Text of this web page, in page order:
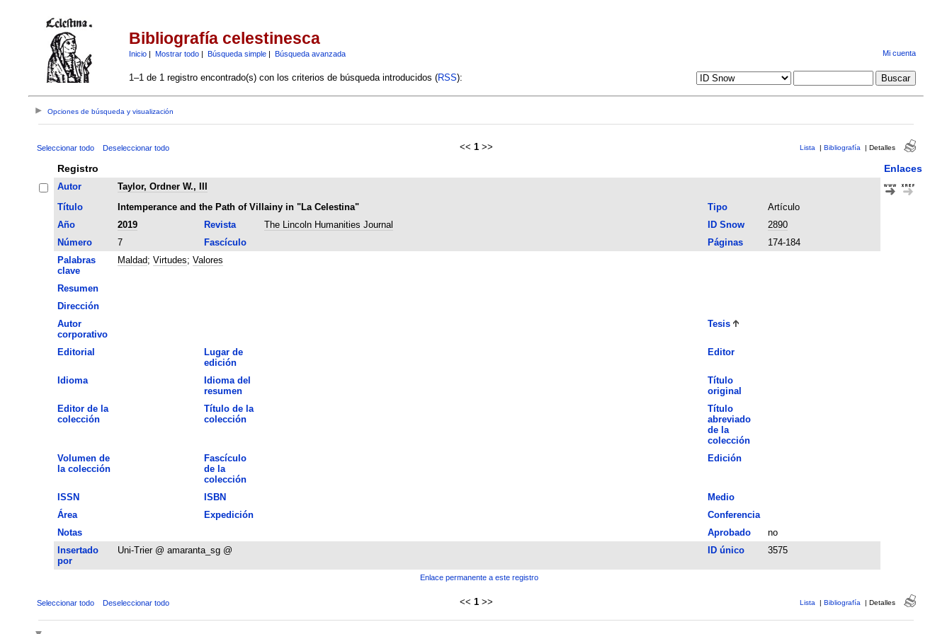
Bibliografía celestinesca
Inicio| Mostrar todo| Búsqueda simple| Búsqueda avanzada Mi cuenta
1–1 de 1 registro encontrado(s) con los criterios de búsqueda introducidos (RSS):
Opciones de búsqueda y visualización
Seleccionar todo Deseleccionar todo << 1 >> Lista | Bibliografía | Detalles
Registro Enlaces
Autor
Taylor, Ordner W., III
Título
Intemperance and the Path of Villainy in "La Celestina" Tipo
Artículo
Año
2019 Revista The Lincoln Humanities Journal ID Snow
2890
Número
7 Fascículo Páginas
174-184
Palabras
clave
Maldad; Virtudes; Valores
Resumen
Dirección
Autor
corporativo
Tesis
Editorial
Lugar de
edición
Editor
Idioma
Idioma del
resumen
Título
original
Editor de la
colección
Título de la
colección
Título
abreviado
de la
colección
Volumen de
la colección
Fascículo
de la
colección
Edición
ISSN ISBN
Medio
Área
Expedición
Conferencia
Notas
Aprobado
no
Insertado
por
Uni-Trier @ amaranta_sg @ ID único 3575
Enlace permanente a este registro
Seleccionar todo Deseleccionar todo << 1 >> Lista | Bibliografía | Detalles